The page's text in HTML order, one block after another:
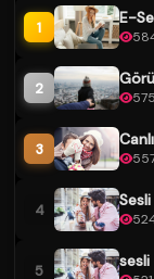
1 E-
2
575
3
4
5